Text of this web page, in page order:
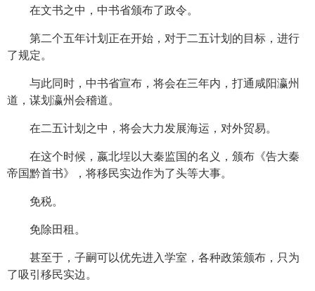
在文书之中，中书省颁布了政令。
第二个五年计划正在开始，对于二五计划的目标，进行
了规定。
与此同时，中书省宣布，将会在三年内，打通咸阳瀛州
道，谋划瀛州会稽道。
在二五计划之中，将会大力发展海运，对外贸易。
在这个时候，嬴北埕以大秦监国的名义，颁布《告大秦
帝国黔首书》，将移民实边作为了头等大事。
免税。
免除田租。
甚至于，子嗣可以优先进入学室，各种政策颁布，只为
了吸引移民实边。